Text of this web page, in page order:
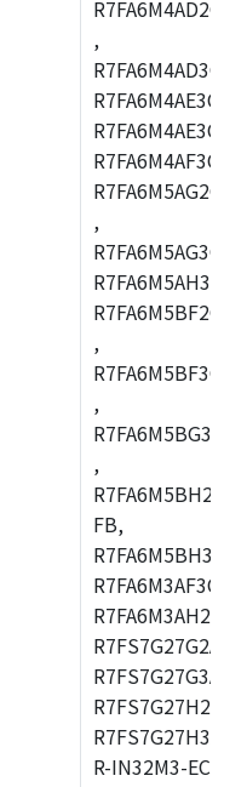
,
,
,
,
,
FB,
R-IN32M3-EC